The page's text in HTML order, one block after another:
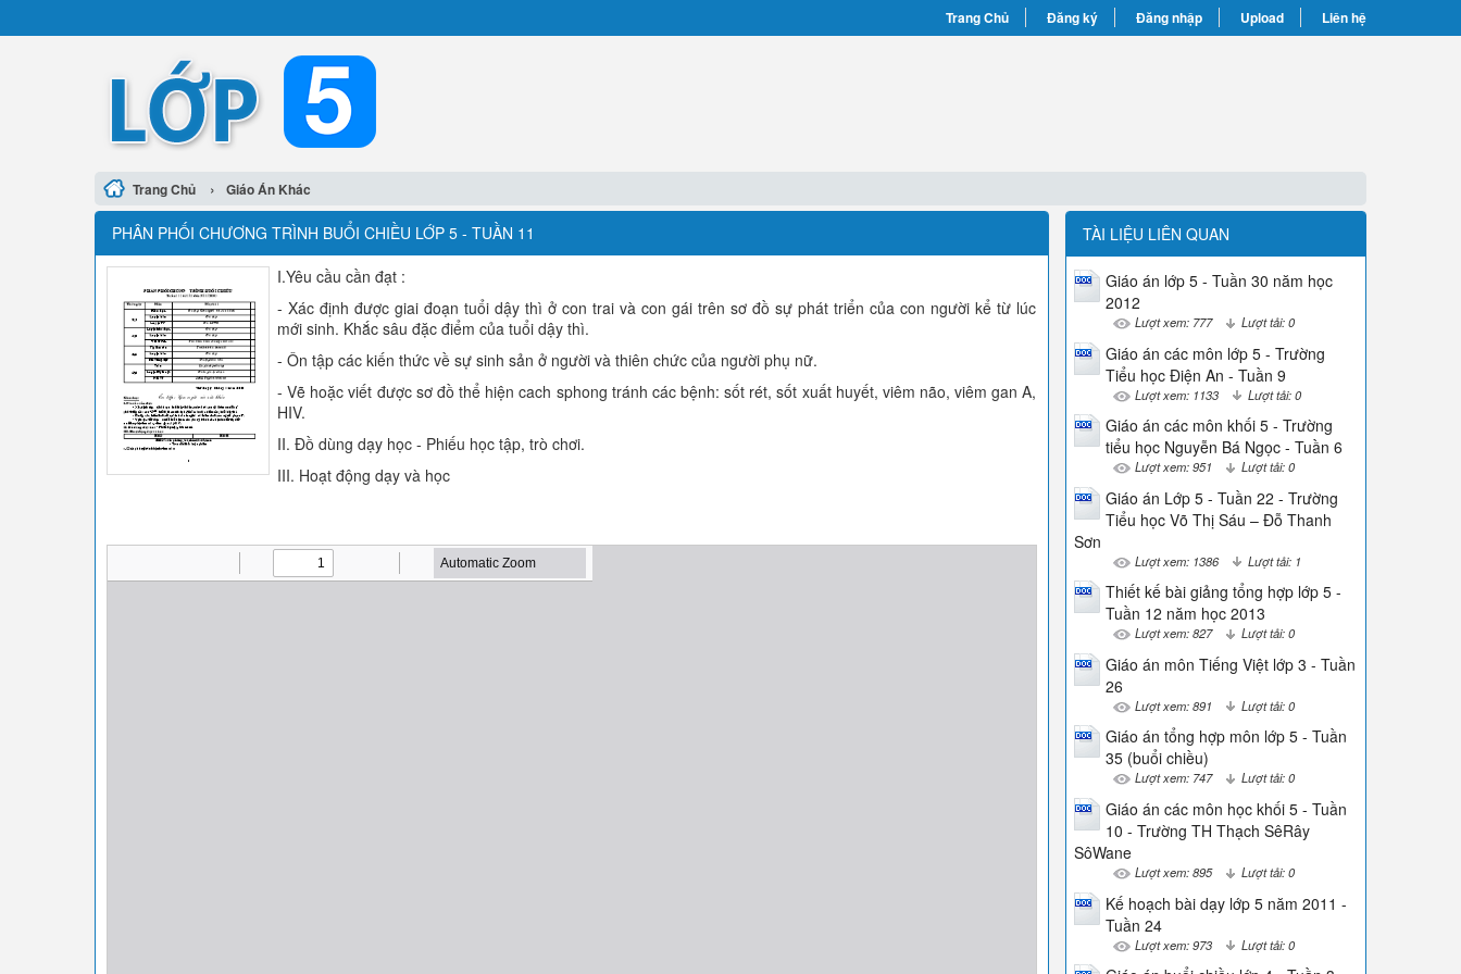
Trang Chủ Đăng ký Đăng nhập Upload Liên hệ
Trang Chủ › Giáo Án Khác
PHÂN PHỐI CHƯƠNG TRÌNH BUỔI CHIỀU LỚP 5 - TUẦN 11
I.Yêu cầu cần đạt :
- Xác định được giai đoạn tuổi dậy thì ở con trai và con gái trên sơ đồ sự phát triển của con người kể từ lúc
mới sinh. Khắc sâu đặc điểm của tuổi dậy thì.
- Ôn tập các kiến thức về sự sinh sản ở người và thiên chức của người phụ nữ.
- Vẽ hoặc viết được sơ đồ thể hiện cach sphong tránh các bệnh: sốt rét, sốt xuất huyết, viêm não, viêm gan A,
HIV.
II. Đồ dùng dạy học - Phiếu học tập, trò chơi.
III. Hoạt động dạy và học
TÀI LIỆU LIÊN QUAN
Giáo án lớp 5 - Tuần 30 năm học
2012
Lượt xem: 777 Lượt tải: 0
Giáo án các môn lớp 5 - Trường
Tiểu học Điện An - Tuần 9
Lượt xem: 1133 Lượt tải: 0
Giáo án các môn khối 5 - Trường
tiểu học Nguyễn Bá Ngọc - Tuần 6
Lượt xem: 951 Lượt tải: 0
Giáo án Lớp 5 - Tuần 22 - Trường
Tiểu học Võ Thị Sáu – Đỗ Thanh
Sơn
Lượt xem: 1386 Lượt tải: 1
Thiết kế bài giảng tổng hợp lớp 5 -
Tuần 12 năm học 2013
Lượt xem: 827 Lượt tải: 0
Giáo án môn Tiếng Việt lớp 3 - Tuần
26
Lượt xem: 891 Lượt tải: 0
Giáo án tổng hợp môn lớp 5 - Tuần
35 (buổi chiều)
Lượt xem: 747 Lượt tải: 0
Giáo án các môn học khối 5 - Tuần
10 - Trường TH Thạch SêRây
SôWane
Lượt xem: 895 Lượt tải: 0
Kế hoạch bài dạy lớp 5 năm 2011 -
Tuần 24
Lượt xem: 973 Lượt tải: 0